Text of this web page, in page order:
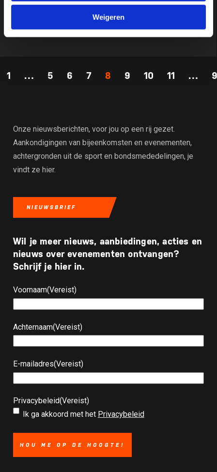
Weigeren
Inschrijving opent begin oktober
1 … 5 6 7 8 9 10 11 …
Onze nieuwsberichten, voor jou op een rij gezet.
Aankondigingen van bijeenkomsten en evenementen,
achtergronden uit de sport en bondsmededelingen, je
vindt ze hier.
NIEUWSBRIEF
Wil je meer nieuws, aanbiedingen, acties en
nieuws over evenementen ontvangen?
Schrijf je hier in.
Voornaam(Vereist)
Achternaam(Vereist)
E-mailadres(Vereist)
Privacybeleid(Vereist)
Ik ga akkoord met het Privacybeleid